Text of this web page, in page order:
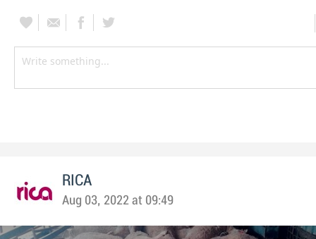
RICA
Aug 03, 2022 at 09:49